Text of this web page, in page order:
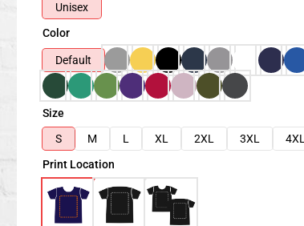
Unisex
Color
Default
Size
S
M L XL 2XL 3XL 4XL
Print Location